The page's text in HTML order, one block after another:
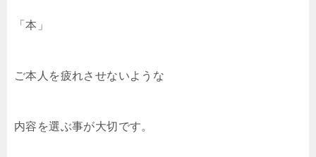
「本」
ご本人を疲れさせないような
内容を選ぶ事が大切です。